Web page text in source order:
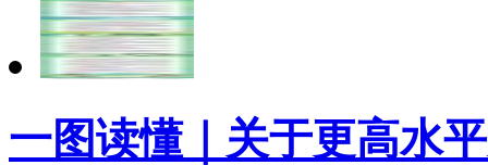
一图读懂｜关于更高水